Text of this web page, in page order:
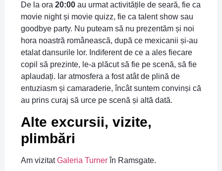
De la ora 20:00 au urmat activitățile de seară, fie ca
movie night și movie quizz, fie ca talent show sau
goodbye party. Nu puteam să nu prezentăm și noi
hora noastră românească, după ce mexicanii și-au
etalat dansurile lor. Indiferent de ce a ales fiecare
copil să prezinte, le-a plăcut să fie pe scenă, să fie
aplaudați. Iar atmosfera a fost atât de plină de
entuziasm și camaraderie, încât suntem convinși că
au prins curaj să urce pe scenă și altă dată.
Alte excursii, vizite,
plimbări
Am vizitatGaleria Turnerîn Ramsgate.